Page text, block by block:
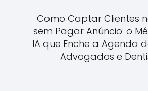
Como Captar Clientes
sem Pagar Anúncio: o
IA que Enche a Agenda
Advogados e